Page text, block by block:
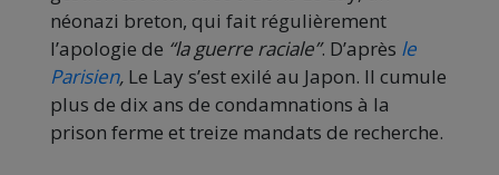
néonazi breton, qui fait régulièrement
l’apologie de “la guerre raciale”. D’après le
Parisien, Le Lay s’est exilé au Japon. Il cumule
plus de dix ans de condamnations à la
prison ferme et treize mandats de recherche.